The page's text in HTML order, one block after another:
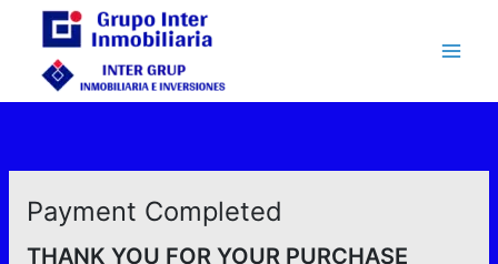
contenido
Payment Completed
THANK YOU FOR YOUR PURCHASE